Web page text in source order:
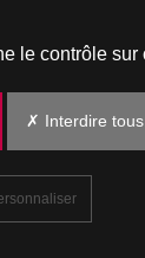
le contrôle
✗ Interdire